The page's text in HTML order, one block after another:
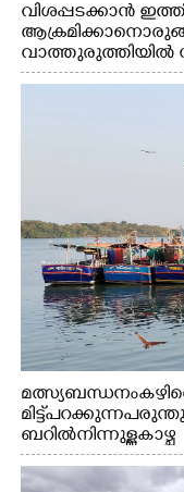
വിശപ്പടക്കാൻ
വാത്തുരുത്തിയിൽ
മത്സ്യബന്ധനം
മിട്ട് പറക്കുന്ന
ബറിൽ നിന്നുള്ള കാഴ്ച